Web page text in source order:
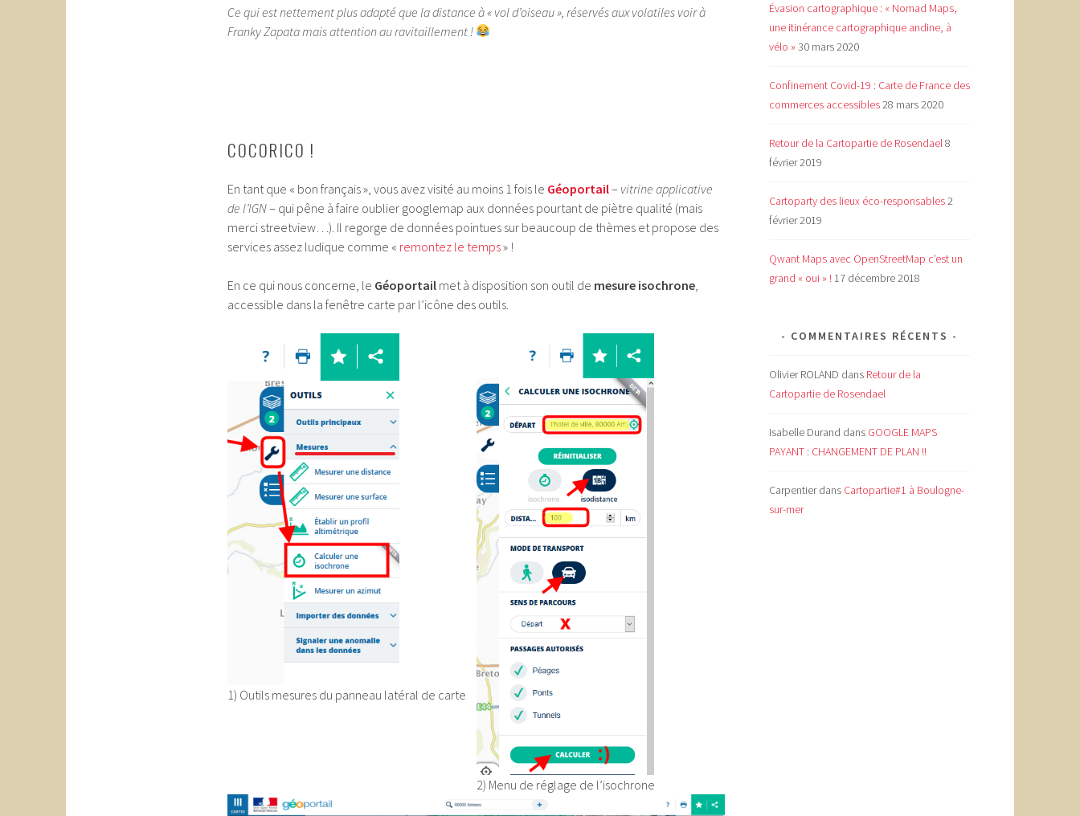
Ce qui est nettement plus adapté que la distance à « vol d’oiseau », réservés aux volatiles voir à
Franky Zapata mais attention au ravitaillement !
COCORICO !
En tant que « bon français », vous avez visité au moins 1 fois le Géoportail– vitrine applicative
de l’IGN– qui pêne à faire oublier googlemap aux données pourtant de piètre qualité (mais
merci streetview…). Il regorge de données pointues sur beaucoup de thèmes et propose des
services assez ludique comme « remontez le temps» !
En ce qui nous concerne, le Géoportail met à disposition son outil de mesure isochrone
accessible dans la fenêtre carte par l’icône des outils.
1) Outils mesures du panneau latéral de carte
2) Menu de réglage de l’isochrone
Évasion cartographique : « Nomad Maps,
une itinérance cartographique andine, à
vélo » 30 mars 2020
Confinement Covid-19 : Carte de France des
commerces accessibles28 mars 2020
Retour de la Cartopartie de Rosendael8
février 2019
Cartoparty des lieux éco-responsables2
février 2019
Qwant Maps avec OpenStreetMap c’est un
grand « oui » ! 17 décembre 2018
COMMENTAIRES RÉCENTS
Olivier ROLAND dans Retour de la
Cartopartie de Rosendael
Isabelle Durand dans GOOGLE MAPS
PAYANT : CHANGEMENT DE PLAN !!
Carpentierdans Cartopartie#1 à Boulogne-
sur-mer